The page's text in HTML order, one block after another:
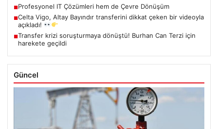
■Profesyonel IT Çözümleri hem de Çevre Dönüşüm
■Celta Vigo, Altay Bayındır transferini dikkat çeken bir videoyla
açıkladı!
■Transfer krizi soruşturmaya dönüştü! Burhan Can Terzi için
harekete geçildi
Güncel